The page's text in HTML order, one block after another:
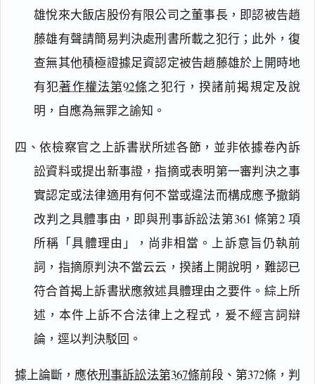
雄悅來大飯店股份有限公司之董事長，即認被告趙
藤雄有聲請簡易判決處刑書所載之犯行；此外，復
查無其他積極證據足資認定被告趙藤雄於上開時地
有犯著作權法第92條之犯行，揆諸前揭規定及說
明，自應為無罪之諭知。
四、依檢察官之上訴書狀所述各節，並非依據卷內訴
訟資料或提出新事證，指摘或表明第一審判決之事
實認定或法律適用有何不當或違法而構成應予撤銷
改判之具體事由，即與刑事訴訟法第361 條第2 項
所稱「具體理由」，尚非相當。上訴意旨仍執前
詞，指摘原判決不當云云，揆諸上開說明，難認已
符合首揭上訴書狀應敘述具體理由之要件。綜上所
述，本件上訴不合法律上之程式，爰不經言詞辯
論，逕以判決駁回。
據上論斷，應依刑事訴訟法第367條前段、第372條，判
閱讀 研究